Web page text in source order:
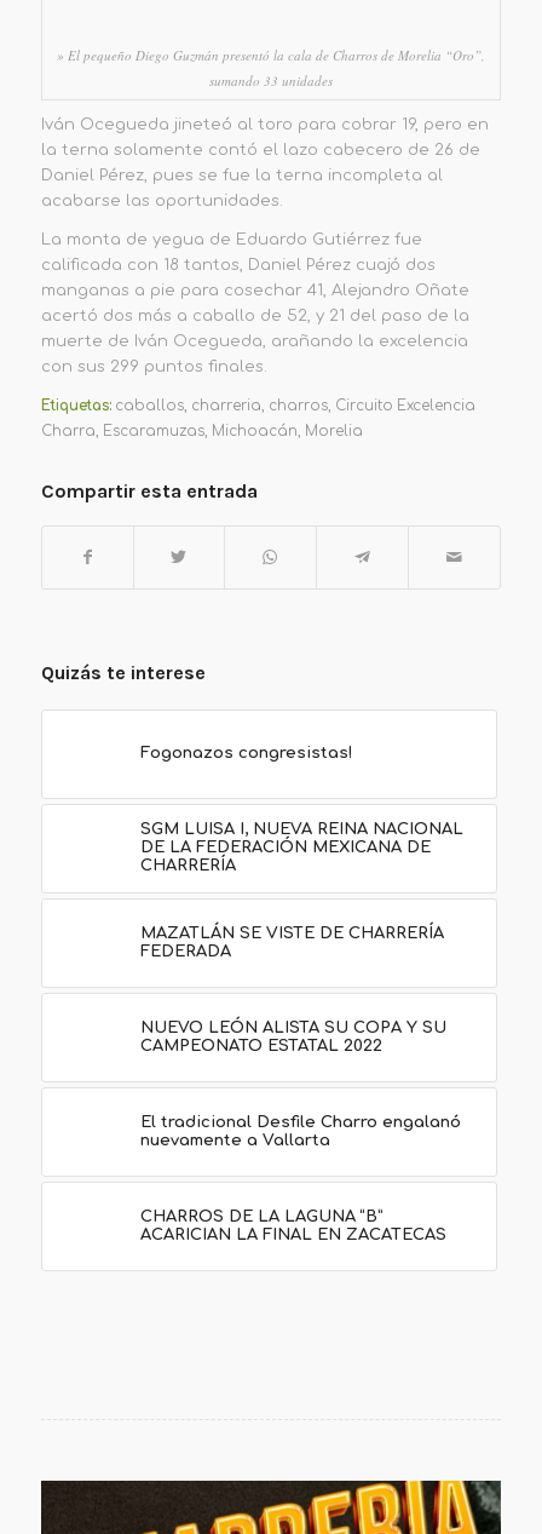
» El pequeño Diego Guzmán presentó la cala de Charros de Morelia “Oro”,
sumando 33 unidades
Iván Ocegueda jineteó al toro para cobrar 19, pero en
la terna solamente contó el lazo cabecero de 26 de
Daniel Pérez, pues se fue la terna incompleta al
acabarse las oportunidades.
La monta de yegua de Eduardo Gutiérrez fue
calificada con 18 tantos, Daniel Pérez cuajó dos
manganas a pie para cosechar 41, Alejandro Oñate
acertó dos más a caballo de 52, y 21 del paso de la
muerte de Iván Ocegueda, arañando la excelencia
con sus 299 puntos finales.
Etiquetas: caballos, charreria, charros, Circuito Excelencia
Charra, Escaramuzas, Michoacán, Morelia
Compartir esta entrada
Quizás te interese
Fogonazos congresistas!
SGM LUISA I, NUEVA REINA NACIONAL
DE LA FEDERACIÓN MEXICANA DE
CHARRERÍA
MAZATLÁN SE VISTE DE CHARRERÍA
FEDERADA
NUEVO LEÓN ALISTA SU COPA Y SU
CAMPEONATO ESTATAL 2022
El tradicional Desfile Charro engalanó
nuevamente a Vallarta
CHARROS DE LA LAGUNA “B”
ACARICIAN LA FINAL EN ZACATECAS